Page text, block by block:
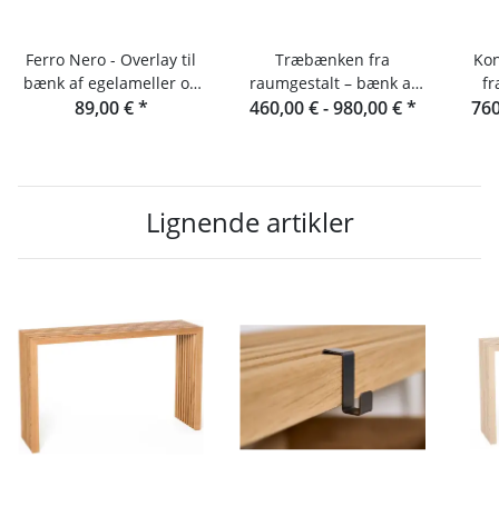
Ferro Nero - Overlay til
bænk af egelameller og
konsol
89,00 €*
Træbænken fra
raumgestalt – bænk af
egelameller
460,00 € -980,00 €*
Lignende artikler